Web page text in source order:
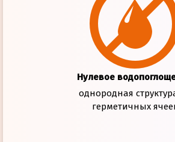
Нулевое
однородная
герметичных